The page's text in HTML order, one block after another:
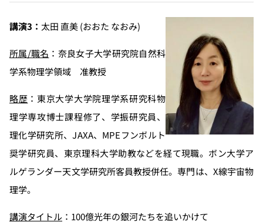
講演3： 太田 直美 (おおた なおみ)
所属/職名 ：奈良女子大学研究院自然科
学系物理学領域 准教授
略歴 ：東京大学大学院理学系研究科物
理学専攻博士課程修了、学振研究員、
理化学研究所、JAXA、MPEフンボルト
奨学研究員、東京理科大学助教などを経て現職。ボン大学ア
ルゲランダー天文学研究所客員教授併任。専門は、X線宇宙物
理学。
講演タイトル ：100億光年の銀河たちを追いかけて